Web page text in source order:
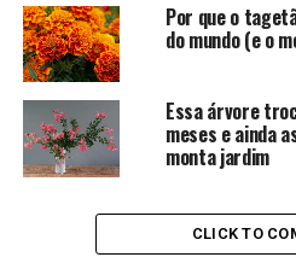
Por que o
do mundo (e o
Essa árvore
meses e ainda
monta jardim
CLICK TO